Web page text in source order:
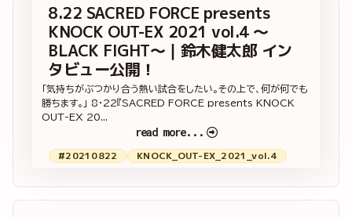
8.22 SACRED FORCE presents
KNOCK OUT-EX 2021 vol.4 ～
BLACK FIGHT～｜鈴木健太郎 イン
タビュー公開！
「気持ちがぶつかり合う熱い試合をしたい。その上で、何が何でも
勝ちます。」 8・22『SACRED FORCE presents KNOCK
OUT-EX 20...
read more...
#20210822 KNOCK_OUT-EX_2021_vol.4